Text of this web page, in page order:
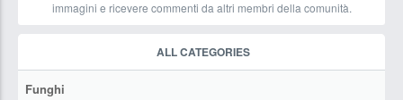
immagini e ricevere commenti da altri membri della comunità.
ALL CATEGORIES
Funghi